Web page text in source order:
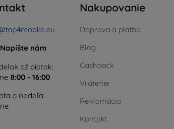
Napíšte nám
až piatok:
8:00 - 16:00
a nedeľa:
Nakupovanie
Doprava a platba
Blog
Cashback
Vrátenie
Reklamácia
Kontakt